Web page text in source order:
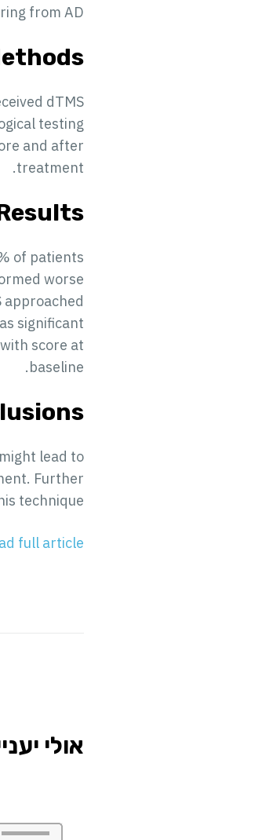
from AD.
dTMS
testing
and after
treatment.
of patients
worse
approached
significant
score at
baseline.
lead to
Further
technique.
full article
אולי